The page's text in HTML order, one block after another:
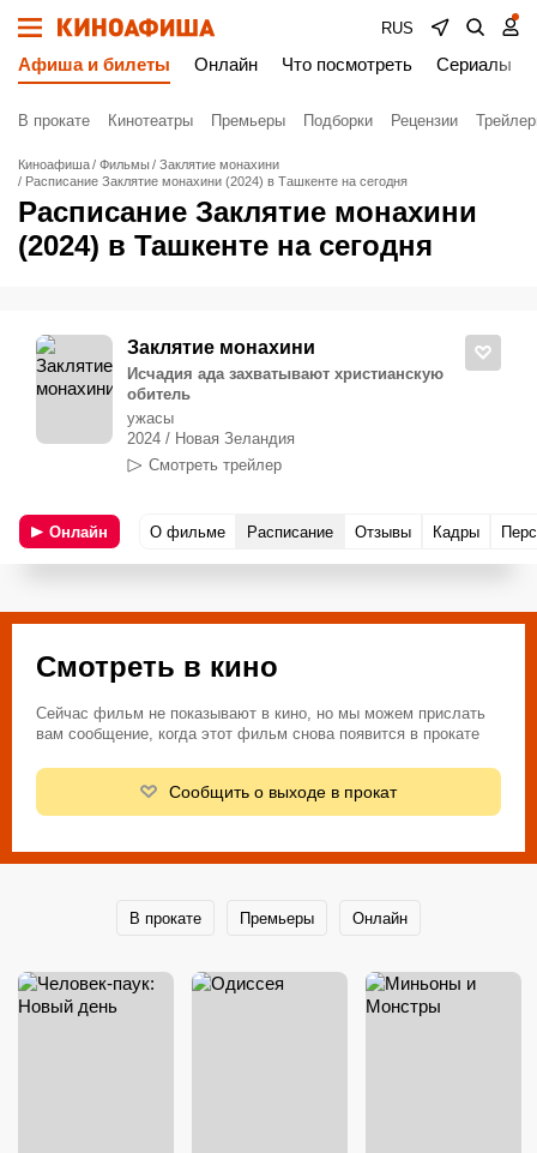
RUS
Афиша и билеты Онлайн Что посмотреть Сериалы
В прокате Кинотеатры Премьеры Подборки Рецензии
Киноафиша Фильмы
Заклятие монахини
Расписание Заклятие монахини (2024) в Ташкенте на сегодня
Расписание Заклятие монахини
(2024) в Ташкенте на сегодня
Заклятие монахини
Исчадия ада захватывают христианскую
обитель
ужасы
2024 / Новая Зеландия
Смотреть трейлер
Онлайн О фильме Расписание Отзывы Кадры
Смотреть в кино
Сейчас фильм не показывают в кино, но мы можем прислать
вам сообщение, когда этот фильм снова появится в прокате
Сообщить о выходе в прокат
В прокате Премьеры Онлайн